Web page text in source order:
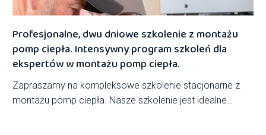
Profesjonalne, dwu dniowe szkolenie z montażu
pomp ciepła. Intensywny program szkoleń dla
ekspertów w montażu pomp ciepła.
Zapraszamy na kompleksowe szkolenie stacjonarne z
montażu pomp ciepła. Nasze szkolenie jest idealne